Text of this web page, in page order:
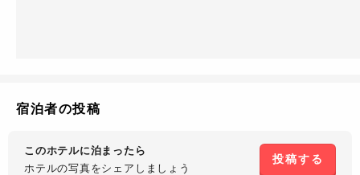
宿泊者の投稿
このホテルに泊まったら
ホテルの写真をシェアしましょう
投稿する